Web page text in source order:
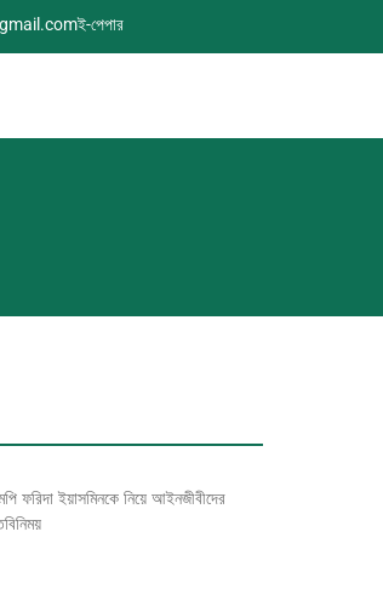
ই-পেপার
ফরিদা ইয়াসমিনকে নিয়ে আইনজীবীদের